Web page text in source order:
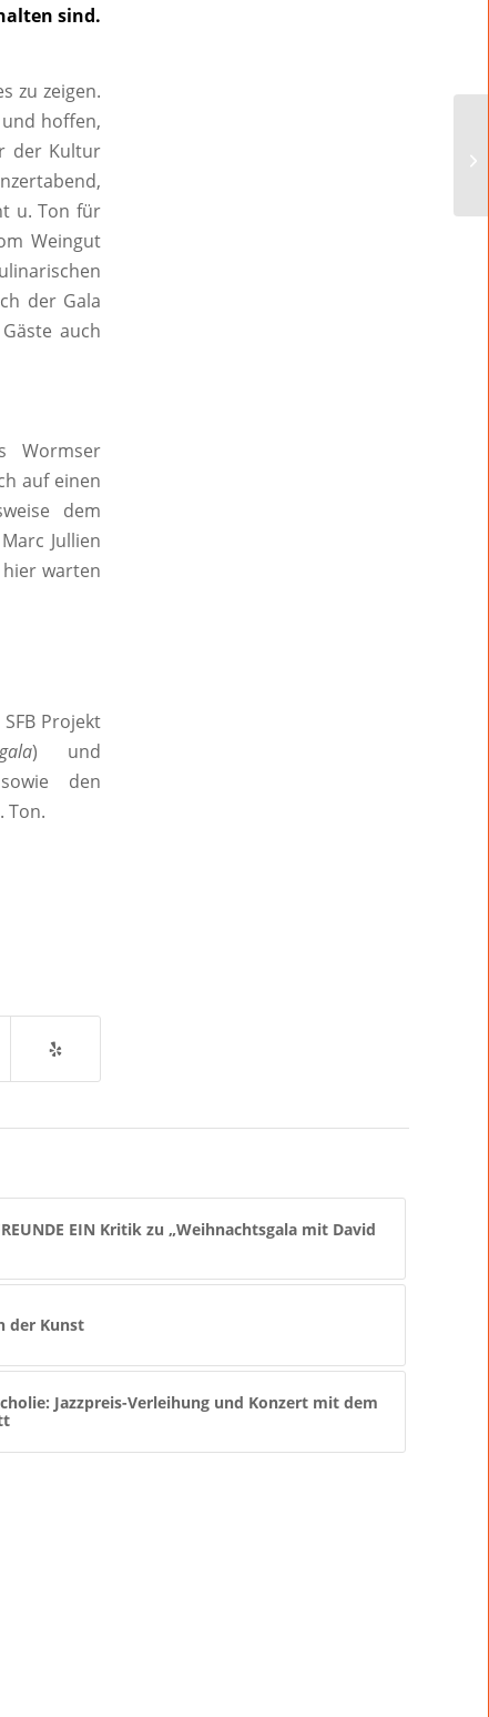
sind.
zu zeigen.
hoffen,
der Kultur
u. Ton für
Weingut
der Gala
auch
Wormser
auf einen
dem
Jullien
hier warten
Projekt
) und
den
Ton.
EIN Kritik zu „Weihnachtsgala mit David
der Kunst
Jazzpreis-Verleihung und Konzert mit dem